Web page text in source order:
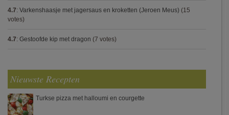
4.7: Varkenshaasje met jagersaus en kroketten (Jeroen Meus) (15
votes)
4.7: Gestoofde kip met dragon (7 votes)
Nieuwste Recepten
Turkse pizza met halloumi en courgette